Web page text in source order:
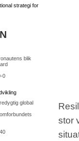
strategi for
blik
0
global
stor